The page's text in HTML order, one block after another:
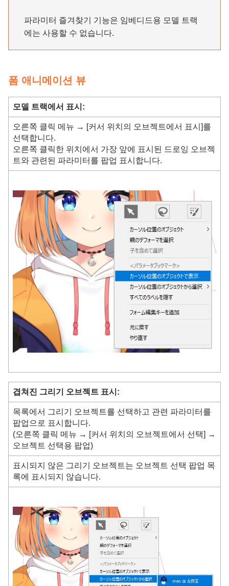
파라미터 즐겨찾기 기능은 임베디드용 모델 트랙
에는 사용할 수 없습니다.
폼 애니메이션 뷰
모델 트랙에서 표시:
오른쪽 클릭 메뉴 → [커서 위치의 오브젝트에서 표시]를
선택합니다.
오른쪽 클릭한 위치에서 가장 앞에 표시된 드로잉 오브젝
트와 관련된 파라미터를 팝업 표시합니다.
겹쳐진 그리기 오브젝트 표시:
목록에서 그리기 오브젝트를 선택하고 관련 파라미터를
팝업으로 표시합니다.
(오른쪽 클릭 메뉴 → [커서 위치의 오브젝트에서 선택] →
오브젝트 선택용 팝업)
표시되지 않은 그리기 오브젝트는 오브젝트 선택 팝업 목
록에 표시되지 않습니다.